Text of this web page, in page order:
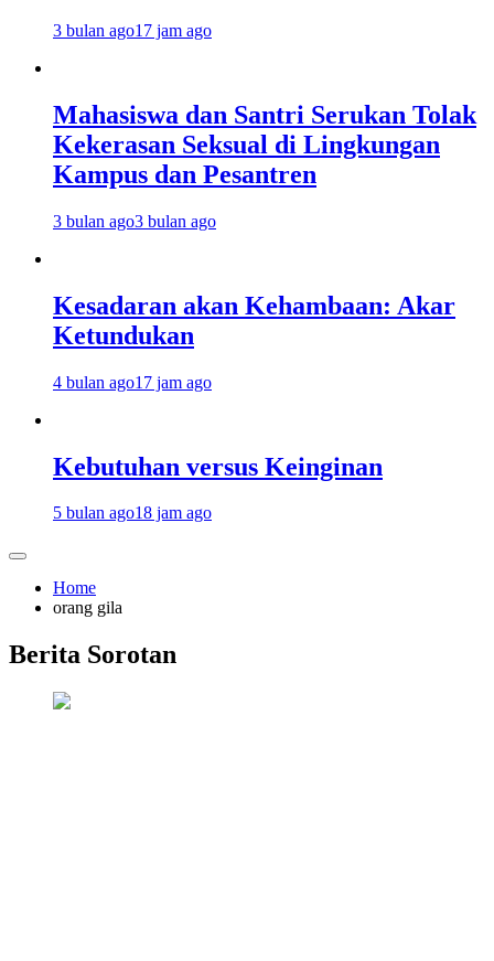
3 bulan ago17 jam ago
Mahasiswa dan Santri Serukan Tolak
Kekerasan Seksual di Lingkungan
Kampus dan Pesantren
3 bulan ago3 bulan ago
Kesadaran akan Kehambaan: Akar
Ketundukan
4 bulan ago17 jam ago
Kebutuhan versus Keinginan
5 bulan ago18 jam ago
Home
orang gila
Berita Sorotan